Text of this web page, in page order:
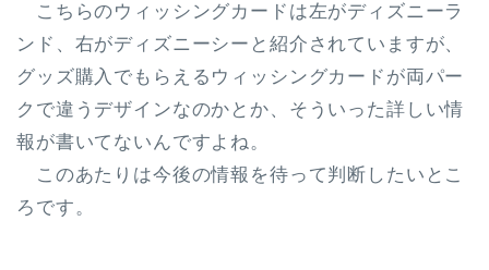
こちらのウィッシングカードは左がディズニーラ
ンド、右がディズニーシーと紹介されていますが、
グッズ購入でもらえるウィッシングカードが両パー
クで違うデザインなのかとか、そういった詳しい情
報が書いてないんですよね。
このあたりは今後の情報を待って判断したいとこ
ろです。